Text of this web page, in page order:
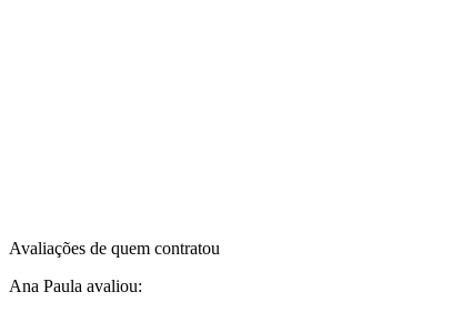
Avaliações de quem contratou
Ana Paula avaliou: